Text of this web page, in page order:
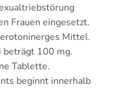
Frauen eingesetzt.
Mittel.
beträgt 100 mg.
Tablette.
beginnt innerhalb